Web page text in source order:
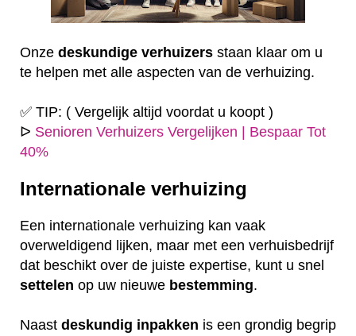
Onze deskundige verhuizers staan klaar om u
te helpen met alle aspecten van de verhuizing.
✅ TIP: ( Vergelijk altijd voordat u koopt )
ᐅ Senioren Verhuizers Vergelijken | Bespaar Tot
40%
Internationale verhuizing
Een internationale verhuizing kan vaak
overweldigend lijken, maar met een verhuisbedrijf
dat beschikt over de juiste expertise, kunt u snel
settelen op uw nieuwe bestemming.
Naast deskundig inpakken is een grondig begrip